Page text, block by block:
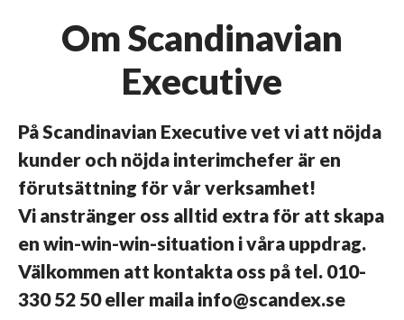
Om Scandinavian
Executive
På Scandinavian Executive vet vi att nöjda
kunder och nöjda interimchefer är en
förutsättning för vår verksamhet!
Vi anstränger oss alltid extra för att skapa
en win-win-win-situation i våra uppdrag.
Välkommen att kontakta oss på tel. 010-
330 52 50 eller maila info@scandex.se